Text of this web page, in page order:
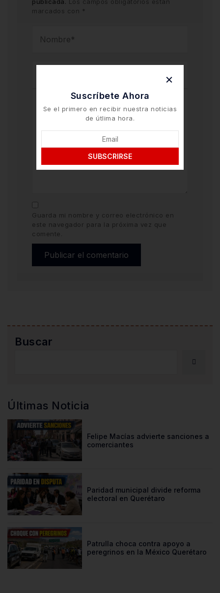
marcados con *
Guarda mi nombre y correo electrónico en
este navegador para la próxima vez que
comente.
Buscar
Últimas Noticia
Felipe Macías advierte sanciones a
comerciantes
Paridad municipal divide reforma
electoral en Querétaro
Patrulla choca contra apoyo a
peregrinos en la México Querétaro
Suscríbete Ahora
Se el primero en recibir nuestra noticias
de útlima hora.
SUBSCRIRSE